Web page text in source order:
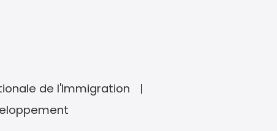
de l'Immigration